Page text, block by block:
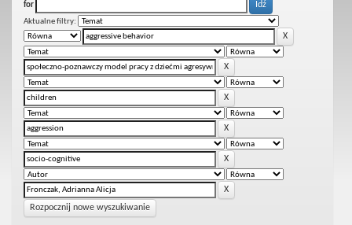
for
Aktualne filtry:
Rozpocznij nowe wyszukiwanie